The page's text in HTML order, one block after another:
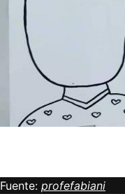
Fuente: profefabiani